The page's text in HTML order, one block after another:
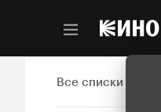
Все списки